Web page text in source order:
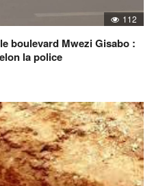
112
boulevard Mwezi Gisabo :
la police